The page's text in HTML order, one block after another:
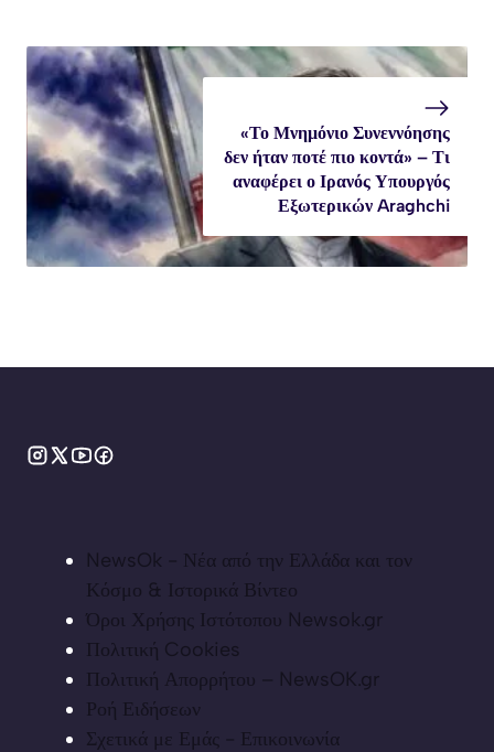
«Το Μνημόνιο Συνεννόησης
δεν ήταν ποτέ πιο κοντά» – Τι
αναφέρει ο Ιρανός Υπουργός
Εξωτερικών Araghchi
NewsOk - Νέα από την Ελλάδα και τον
Κόσμο & Ιστορικά Βίντεο
Όροι Χρήσης Ιστότοπου Newsok.gr
Πολιτική Cookies
Πολιτική Απορρήτου – NewsOK.gr
Ροή Ειδήσεων
Σχετικά με Εμάς - Επικοινωνία